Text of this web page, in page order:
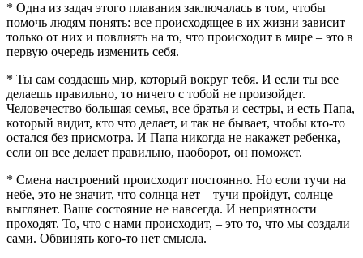
* Одна из задач этого плавания заключалась в том, чтобы
помочь людям понять: все происходящее в их жизни зависит
только от них и повлиять на то, что происходит в мире – это в
первую очередь изменить себя.
* Ты сам создаешь мир, который вокруг тебя. И если ты все
делаешь правильно, то ничего с тобой не произойдет.
Человечество большая семья, все братья и сестры, и есть Папа,
который видит, кто что делает, и так не бывает, чтобы кто-то
остался без присмотра. И Папа никогда не накажет ребенка,
если он все делает правильно, наоборот, он поможет.
* Смена настроений происходит постоянно. Но если тучи на
небе, это не значит, что солнца нет – тучи пройдут, солнце
выглянет. Ваше состояние не навсегда. И неприятности
проходят. То, что с нами происходит, – это то, что мы создали
сами. Обвинять кого-то нет смысла.